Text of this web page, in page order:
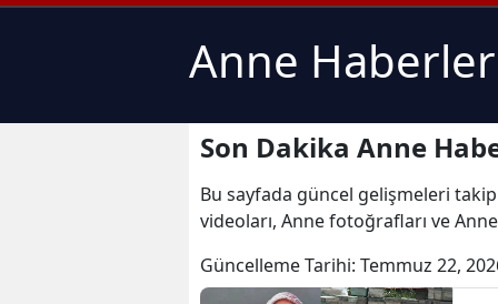
Anne
Son Dakika Anne
Bu sayfada güncel gelişmeleri
videoları, Anne fotoğrafları ve
Güncelleme Tarihi: Temmuz 22,